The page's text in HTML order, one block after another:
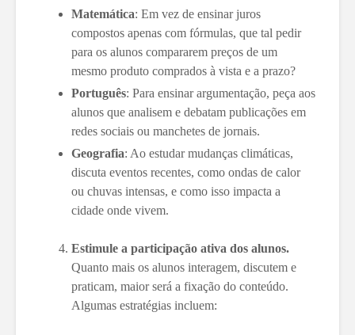
Matemática: Em vez de ensinar juros
compostos apenas com fórmulas, que tal pedir
para os alunos compararem preços de um
mesmo produto comprados à vista e a prazo?
Português: Para ensinar argumentação, peça aos
alunos que analisem e debatam publicações em
redes sociais ou manchetes de jornais.
Geografia: Ao estudar mudanças climáticas,
discuta eventos recentes, como ondas de calor
ou chuvas intensas, e como isso impacta a
cidade onde vivem.
Estimule a participação ativa dos alunos.
Quanto mais os alunos interagem, discutem e
praticam, maior será a fixação do conteúdo.
Algumas estratégias incluem: